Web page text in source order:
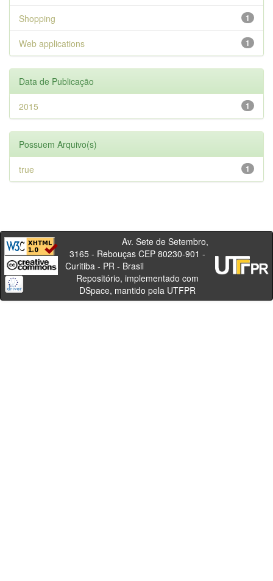
1
Shopping
1
Web applications
Data de Publicação
1
2015
Possuem Arquivo(s)
1
true
Av. Sete de Setembro,
3165 - Rebouças CEP 80230-901 -
Curitiba - PR - Brasil
Repositório, implementado com
DSpace, mantido pela UTFPR